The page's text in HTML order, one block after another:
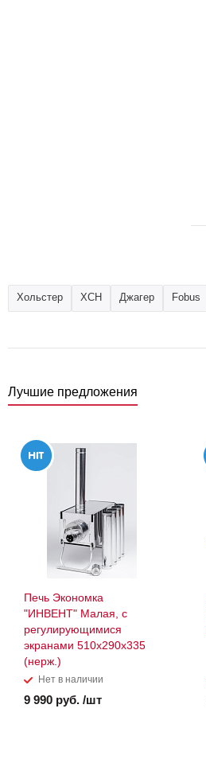
Хольстер ХСН Джагер Fobus
Лучшие предложения
Печь Экономка
"ИНВЕНТ" Малая, с
регулирующимися
экранами 510х290х335
(нерж.)
Нет в наличии
9 990 руб. /шт